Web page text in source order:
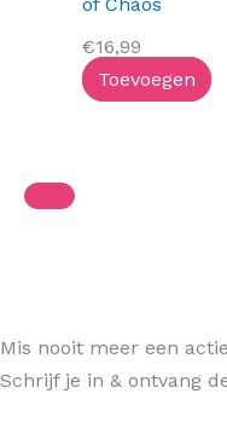
of Chaos
€16,99
Toevoegen
Mis nooit meer een
Schrijf je in & ontvang